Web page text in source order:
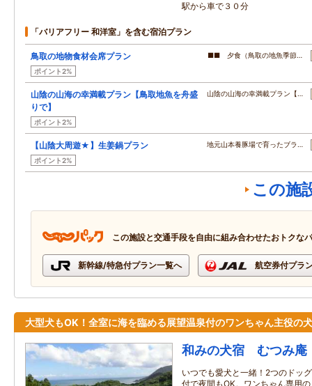
駅から車で３０分
「バリアフリー 和洋室」を含む宿泊プラン
鳥取の地物食材会席プラン
ポイント2%
■■ 夕食（鳥取の地魚季節…
山陰の山海の幸満載プラン【鳥取地魚を舟盛
りで】
ポイント2%
山陰の山海の幸満載プラン【…
【山陰大周遊★】生姜鍋プラン
ポイント2%
地元山本養豚場で育ったブラ…
この施
この施設と交通手段を自由に組み合わせたおトクな
新幹線/特急付プラン一覧へ 航空券付プラ
大型犬もOK！全室に海を臨める展望温泉付のワンちゃん主役の
和みの犬宿 むつみ庵
いつでも愛犬と一緒！2つのドッ
付で夜間もOK。ワンちゃん専用